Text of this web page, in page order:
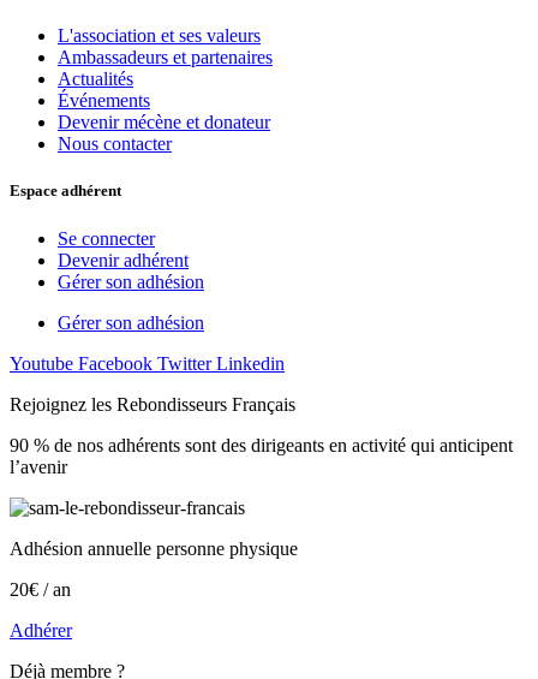
L'association et ses valeurs
Ambassadeurs et partenaires
Actualités
Événements
Devenir mécène et donateur
Nous contacter
Espace adhérent
Se connecter
Devenir adhérent
Gérer son adhésion
Gérer son adhésion
Youtube Facebook Twitter Linkedin
Rejoignez les Rebondisseurs Français
90 % de nos adhérents sont des dirigeants en activité qui anticipent
l’avenir
Adhésion annuelle personne physique
20€ / an
Adhérer
Déjà membre ?